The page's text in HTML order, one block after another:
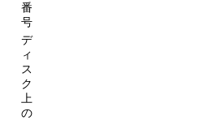
番
号
デ
ィ
ス
ク
上
の